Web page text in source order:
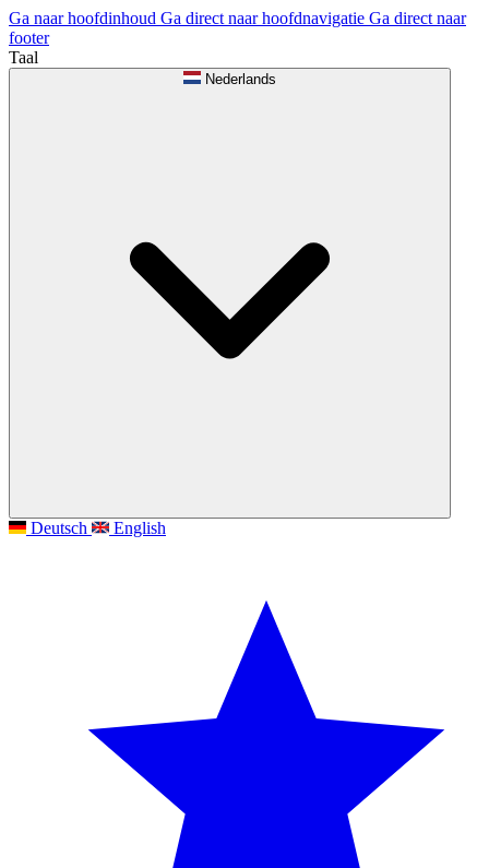
Ga naar hoofdinhoud Ga direct naar hoofdnavigatie Ga direct naar
footer
Taal
Nederlands
Deutsch English